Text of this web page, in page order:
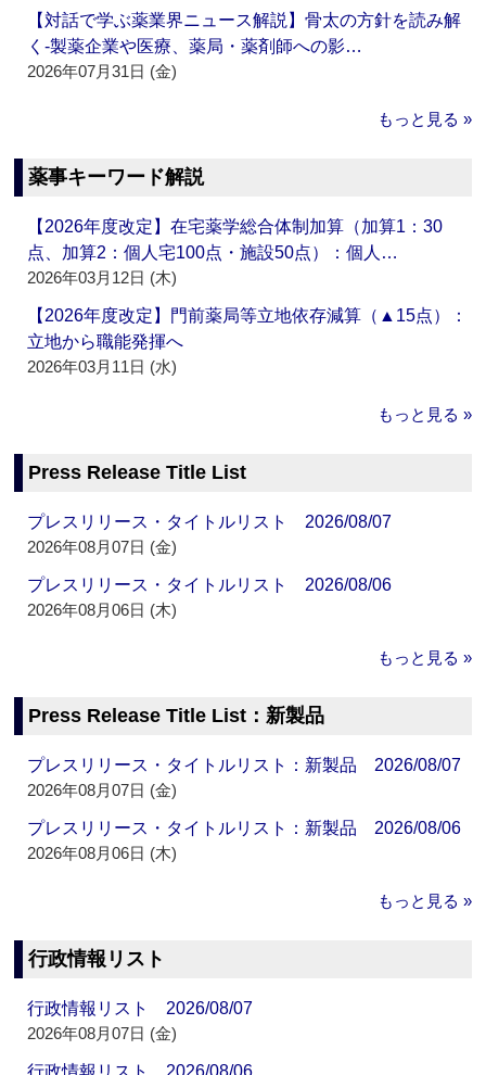
【対話で学ぶ薬業界ニュース解説】骨太の方針を読み解
く‐製薬企業や医療、薬局・薬剤師への影…
2026年07月31日 (金)
もっと見る »
薬事キーワード解説
【2026年度改定】在宅薬学総合体制加算（加算1：30
点、加算2：個人宅100点・施設50点）：個人…
2026年03月12日 (木)
【2026年度改定】門前薬局等立地依存減算（▲15点）：
立地から職能発揮へ
2026年03月11日 (水)
もっと見る »
Press Release Title List
プレスリリース・タイトルリスト 2026/08/07
2026年08月07日 (金)
プレスリリース・タイトルリスト 2026/08/06
2026年08月06日 (木)
もっと見る »
Press Release Title List：新製品
プレスリリース・タイトルリスト：新製品 2026/08/07
2026年08月07日 (金)
プレスリリース・タイトルリスト：新製品 2026/08/06
2026年08月06日 (木)
もっと見る »
行政情報リスト
行政情報リスト 2026/08/07
2026年08月07日 (金)